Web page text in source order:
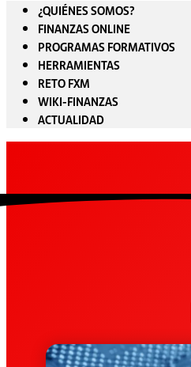
¿QUIÉNES SOMOS?
FINANZAS ONLINE
PROGRAMAS FORMATIVOS
HERRAMIENTAS
RETO FXM
WIKI-FINANZAS
ACTUALIDAD